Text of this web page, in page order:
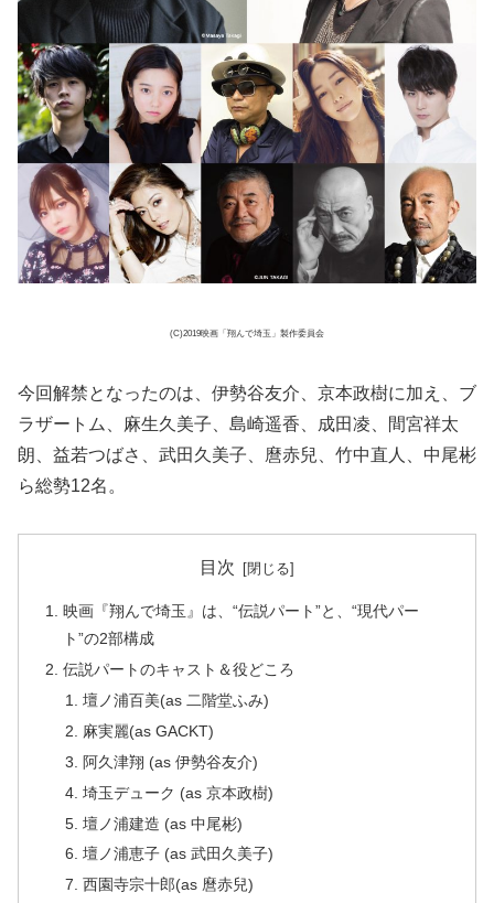
(C)2019映画「翔んで埼玉」製作委員会
今回解禁となったのは、伊勢谷友介、京本政樹に加え、ブ
ラザートム、麻生久美子、島崎遥香、成田凌、間宮祥太
朗、益若つばさ、武田久美子、麿赤兒、竹中直人、中尾彬
ら総勢12名。
目次
映画『翔んで埼玉』は、“伝説パート”と、“現代パー
ト”の2部構成
伝説パートのキャスト＆役どころ
壇ノ浦百美(as 二階堂ふみ)
麻実麗(as GACKT)
阿久津翔 (as 伊勢谷友介)
埼玉デューク (as 京本政樹)
壇ノ浦建造 (as 中尾彬)
壇ノ浦恵子 (as 武田久美子)
西園寺宗十郎(as 麿赤兒)